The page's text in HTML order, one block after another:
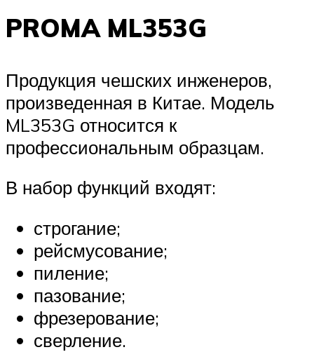
PROMA ML353G
Продукция чешских инженеров,
произведенная в Китае. Модель
ML353G относится к
профессиональным образцам.
В набор функций входят:
строгание;
рейсмусование;
пиление;
пазование;
фрезерование;
сверление.